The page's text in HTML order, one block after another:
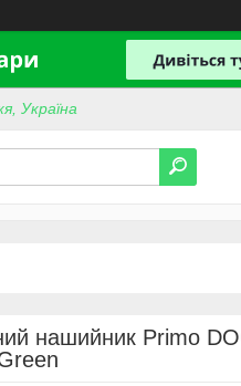
Україна
нашийник Primo